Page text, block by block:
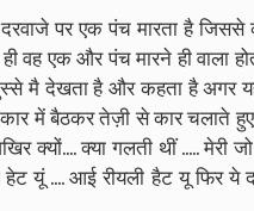
पर एक पंच मारता है
एक और पंच मारने ही वाला
मै देखता है और कहता है अगर
कार में बैठकर तेज़ी से कार
क्यों.... क्या गलती थीं .....
यूं .... आई रीयली हैट यू फिर ये